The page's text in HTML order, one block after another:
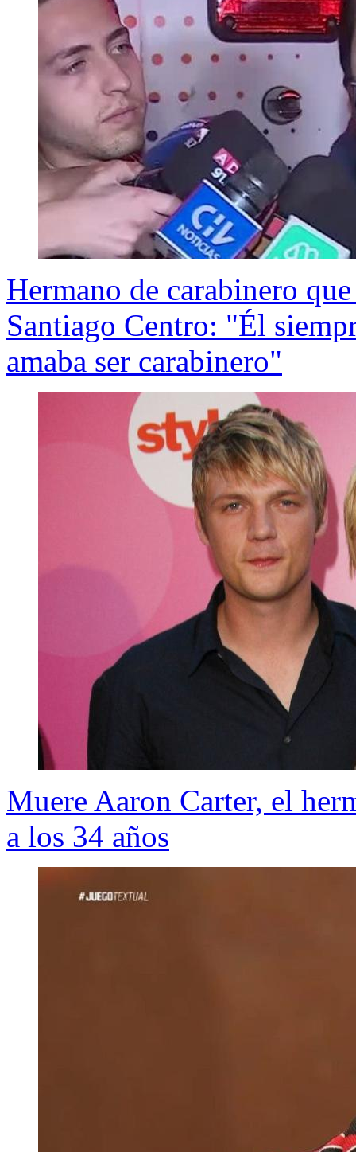
Hermano de carabinero
Santiago Centro: "Él
amaba ser carabinero"
Muere Aaron Carter, el
a los 34 años